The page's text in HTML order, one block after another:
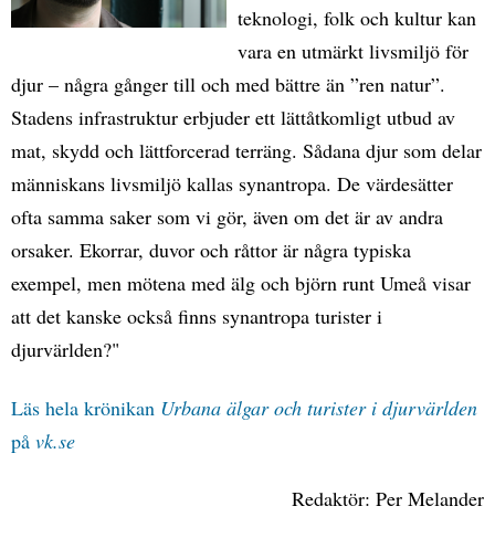
teknologi, folk och kultur kan
vara en utmärkt livsmiljö för
djur – några gånger till och med bättre än ”ren natur”.
Stadens infrastruktur erbjuder ett lättåtkomligt utbud av
mat, skydd och lättforcerad terräng. Sådana djur som delar
människans livsmiljö kallas synantropa. De värdesätter
ofta samma saker som vi gör, även om det är av andra
orsaker. Ekorrar, duvor och råttor är några typiska
exempel, men mötena med älg och björn runt Umeå visar
att det kanske också finns synantropa turister i
djurvärlden?"
Läs hela krönikan Urbana älgar och turister i djurvärlden
på vk.se
Redaktör: Per Melander